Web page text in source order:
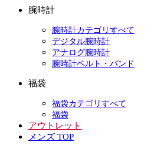
腕時計
腕時計カテゴリすべて
デジタル腕時計
アナログ腕時計
腕時計ベルト・バンド
福袋
福袋カテゴリすべて
福袋
アウトレット
メンズ TOP